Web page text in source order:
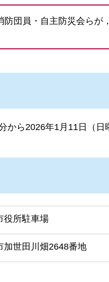
団員・自主防災会ら
から2026年1月11日（日
役所駐車場
加世田川畑2648番地